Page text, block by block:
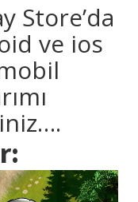
Store’da
ve ios